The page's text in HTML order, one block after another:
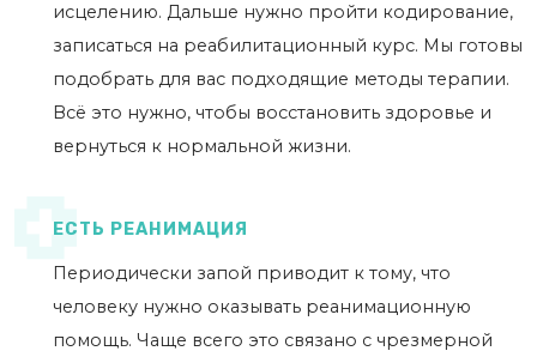
исцелению. Дальше нужно пройти кодирование,
записаться на реабилитационный курс. Мы готовы
подобрать для вас подходящие методы терапии.
Всё это нужно, чтобы восстановить здоровье и
вернуться к нормальной жизни.
ЕСТЬ РЕАНИМАЦИЯ
Периодически запой приводит к тому, что
человеку нужно оказывать реанимационную
помощь. Чаще всего это связано с чрезмерной